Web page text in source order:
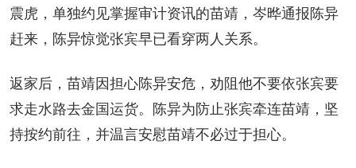
震虎，单独约见掌握审计资讯的苗靖，岑晔通报陈异
赶来，陈异惊觉张宾早已看穿两人关系。
返家后，苗靖因担心陈异安危，劝阻他不要依张宾要
求走水路去金国运货。陈异为防止张宾牵连苗靖，坚
持按约前往，并温言安慰苗靖不必过于担心。